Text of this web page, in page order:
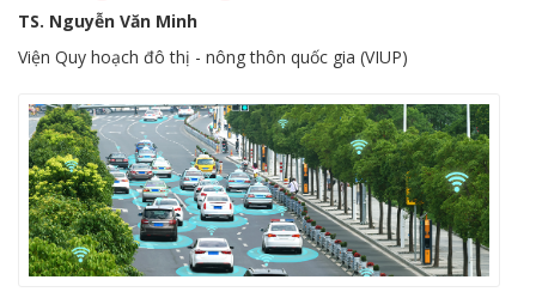
TS. Nguyễn Văn Minh
Viện Quy hoạch đô thị - nông thôn quốc gia (VIUP)